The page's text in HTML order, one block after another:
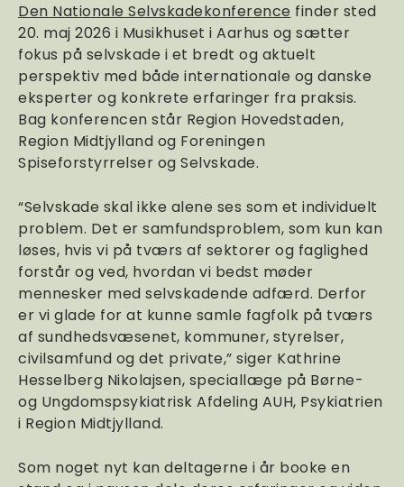
Den Nationale Selvskadekonference finder sted
20. maj 2026 i Musikhuset i Aarhus og sætter
fokus på selvskade i et bredt og aktuelt
perspektiv med både internationale og danske
eksperter og konkrete erfaringer fra praksis.
Bag konferencen står Region Hovedstaden,
Region Midtjylland og Foreningen
Spiseforstyrrelser og Selvskade.
“Selvskade skal ikke alene ses som et individuelt
problem. Det er samfundsproblem, som kun kan
løses, hvis vi på tværs af sektorer og faglighed
forstår og ved, hvordan vi bedst møder
mennesker med selvskadende adfærd. Derfor
er vi glade for at kunne samle fagfolk på tværs
af sundhedsvæsenet, kommuner, styrelser,
civilsamfund og det private,” siger Kathrine
Hesselberg Nikolajsen, speciallæge på Børne-
og Ungdomspsykiatrisk Afdeling AUH, Psykiatrien
i Region Midtjylland.
Som noget nyt kan deltagerne i år booke en